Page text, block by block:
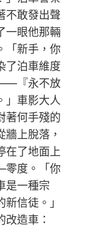
不敢發出聲
一眼他那輛
「新手，你
了泊車維度
『永不放
」車影大人
著何手殘的
牆上脫落，
在了地面上
零度。「你
是一種宗
信徒。」
造車：